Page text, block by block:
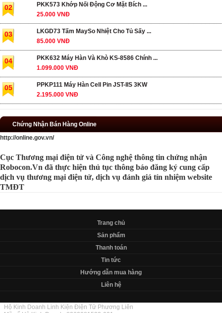
02
PKK573 Khớp Nối Động Cơ Mặt Bích ...
25.000 VNĐ
03
LKGD73 Tấm MaySo Nhiệt Cho Tủ Sấy ...
85.000 VNĐ
04
PKK632 Máy Hàn Và Khò KS-8586 Chính ...
1.099.000 VNĐ
05
PPKP111 Máy Hàn Cell Pin JST-IIS 3KW
2.195.000 VNĐ
Chứng Nhận Bán Hàng Online
http://online.gov.vn/
Cục Thương mại điện tử và Công nghệ thông tin chứng nhận
Robocon.Vn đã thực hiện thủ tục thông báo đăng ký cung cấp
dịch vụ thương mại điện tử, dịch vụ đánh giá tín nhiệm website
TMĐT
Trang chủ
Sản phẩm
Thanh toán
Tin tức
Hướng dẫn mua hàng
Liên hệ
Hộ Kinh Doanh Linh Kiện Điện Tử Phương Liên